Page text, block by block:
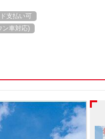
支払い可
ン車対応)